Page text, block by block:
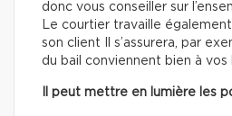
donc vous conseiller sur
Le courtier travaille
son client Il s’assurera, par
du bail conviennent bien à vos
Il peut mettre en lumière les